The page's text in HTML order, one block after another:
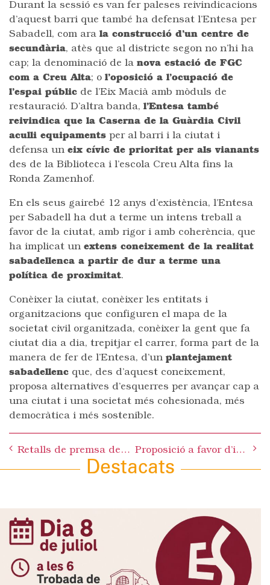
Durant la sessió es van fer paleses reivindicacions
d’aquest barri que també ha defensat l’Entesa per
Sabadell, com ara la construcció d’un centre de
secundària, atès que al districte segon no n’hi ha
cap; la denominació de la nova estació de FGC
com a Creu Alta; o l’oposició a l’ocupació de
l’espai públic de l’Eix Macià amb mòduls de
restauració. D’altra banda, l’Entesa també
reivindica que la Caserna de la Guàrdia Civil
aculli equipaments per al barri i la ciutat i
defensa un eix cívic de prioritat per als vianants
des de la Biblioteca i l’escola Creu Alta fins la
Ronda Zamenhof.
En els seus gairebé 12 anys d’existència, l’Entesa
per Sabadell ha dut a terme un intens treball a
favor de la ciutat, amb rigor i amb coherència, que
ha implicat un extens coneixement de la realitat
sabadellenca a partir de dur a terme una
política de proximitat.
Conèixer la ciutat, conèixer les entitats i
organitzacions que configuren el mapa de la
societat civil organitzada, conèixer la gent que fa
ciutat dia a dia, trepitjar el carrer, forma part de la
manera de fer de l’Entesa, d’un plantejament
sabadellenc que, des d’aquest coneixement,
proposa alternatives d’esquerres per avançar cap a
una ciutat i una societat més cohesionada, més
democràtica i més sostenible.
navigation
Retalls de premsa del mes de GENER 2011 Proposició a favor d’instar al govern de l’estat a modificar la llei hipotecària per tal de regular la dació en el pagament
Destacats